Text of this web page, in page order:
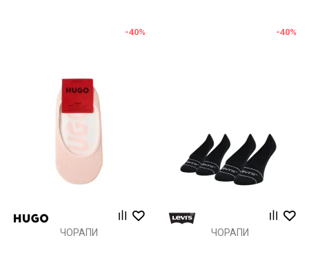
-40%
ЧОРАПИ
-40%
ЧОРАПИ